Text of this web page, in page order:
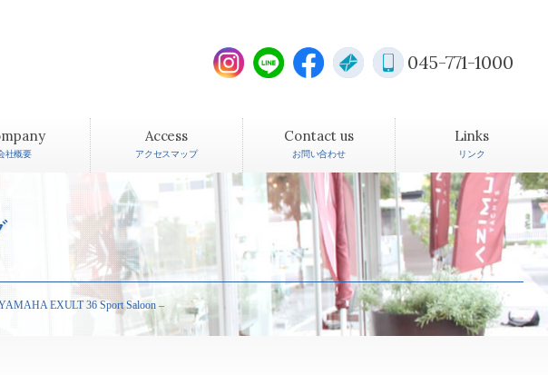
045-771-1000
社概要
Access
アクセスマップ
Contact us
お問い合わせ
Links
リンク
EXULT 36 Sport Saloon –